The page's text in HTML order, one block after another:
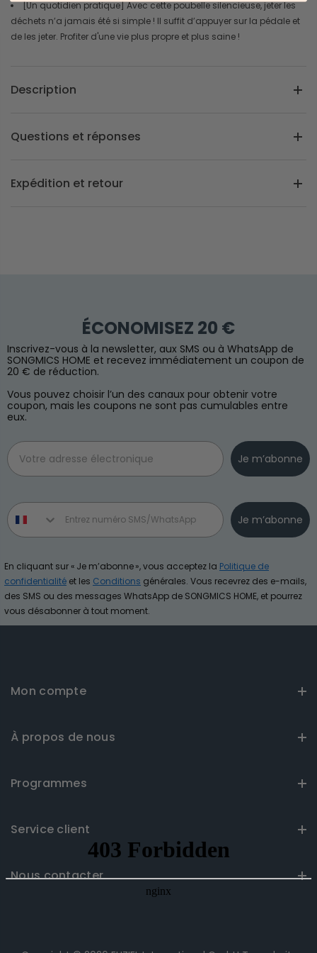
[Un quotidien pratique] Avec cette poubelle silencieuse, jeter les
déchets n’a jamais été si simple ! Il suffit d’appuyer sur la pédale et
de les jeter. Profiter d'une vie plus propre et plus saine !
Description
Questions et réponses
Expédition et retour
ÉCONOMISEZ 20 €
Inscrivez-vous à la newsletter, aux SMS ou à WhatsApp de
SONGMICS HOME et recevez immédiatement un coupon de
20 € de réduction.
Vous pouvez choisir l’un des canaux pour obtenir votre
coupon, mais les coupons ne sont pas cumulables entre
eux.
Email
Je m’abonne
Phone number
Je m’abonne
En cliquant sur « Je m’abonne », vous acceptez la Politique de
confidentialité et les Conditions générales. Vous recevrez des e-mails,
des SMS ou des messages WhatsApp de SONGMICS HOME, et pourrez
vous désabonner à tout moment.
Mon compte
À propos de nous
Programmes
Service client
Nous contacter